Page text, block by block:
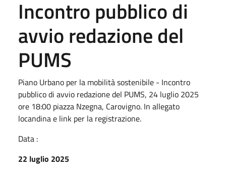
Incontro pubblico di
avvio redazione del
PUMS
Piano Urbano per la mobilità sostenibile - Incontro
pubblico di avvio redazione del PUMS, 24 luglio 2025
ore 18:00 piazza Nzegna, Carovigno. In allegato
locandina e link per la registrazione.
Data :
22 luglio 2025